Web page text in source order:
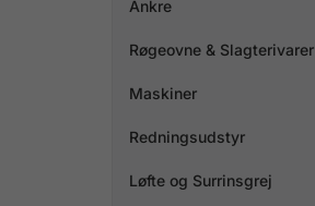
Ankre
Røgeovne & Slagterivarer
Maskiner
Redningsudstyr
Løfte og Surrinsgrej